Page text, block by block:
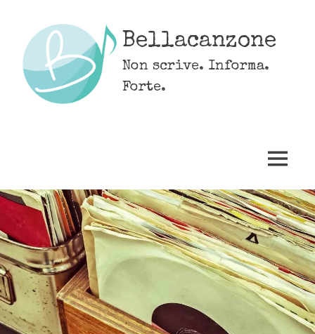
content
Bellacanzone
Non scrive. Informa.
Forte.
MENU